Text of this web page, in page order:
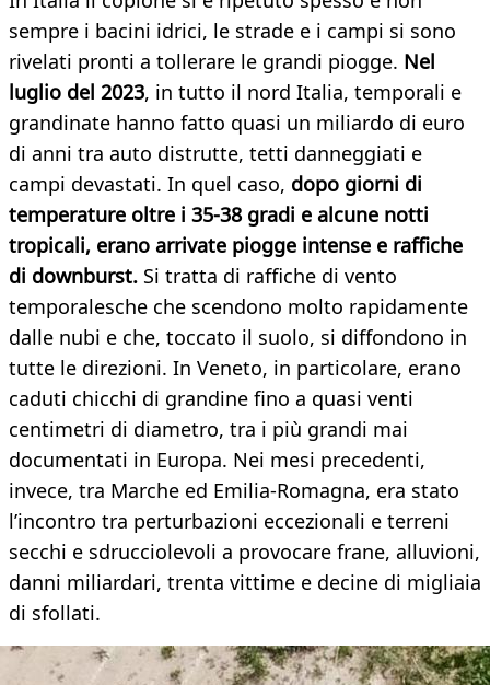
sempre i bacini idrici, le strade e i campi si sono
rivelati pronti a tollerare le grandi piogge. Nel
luglio del 2023, in tutto il nord Italia, temporali e
grandinate hanno fatto quasi un miliardo di euro
di anni tra auto distrutte, tetti danneggiati e
campi devastati. In quel caso, dopo giorni di
temperature oltre i 35-38 gradi e alcune notti
tropicali, erano arrivate piogge intense e raffiche
di downburst. Si tratta di raffiche di vento
temporalesche che scendono molto rapidamente
dalle nubi e che, toccato il suolo, si diffondono in
tutte le direzioni. In Veneto, in particolare, erano
caduti chicchi di grandine fino a quasi venti
centimetri di diametro, tra i più grandi mai
documentati in Europa. Nei mesi precedenti,
invece, tra Marche ed Emilia-Romagna, era stato
l’incontro tra perturbazioni eccezionali e terreni
secchi e sdrucciolevoli a provocare frane, alluvioni,
danni miliardari, trenta vittime e decine di migliaia
di sfollati.